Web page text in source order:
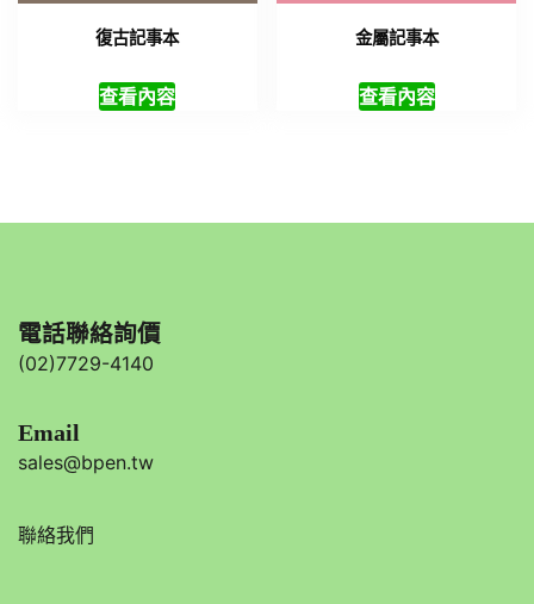
復古記事本
查看內容
金屬記事本
查看內容
電話聯絡詢價
(02)7729-4140
Email
sales@bpen.tw
聯絡我們